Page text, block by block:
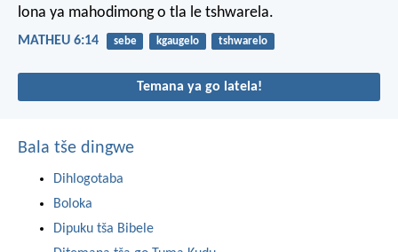
lona ya mahodimong o tla le tshwarela.
MATHEU 6:14 sebe kgaugelo tshwarelo
Temana ya go latela!
Bala tše dingwe
Dihlogotaba
Boloka
Dipuku tša Bibele